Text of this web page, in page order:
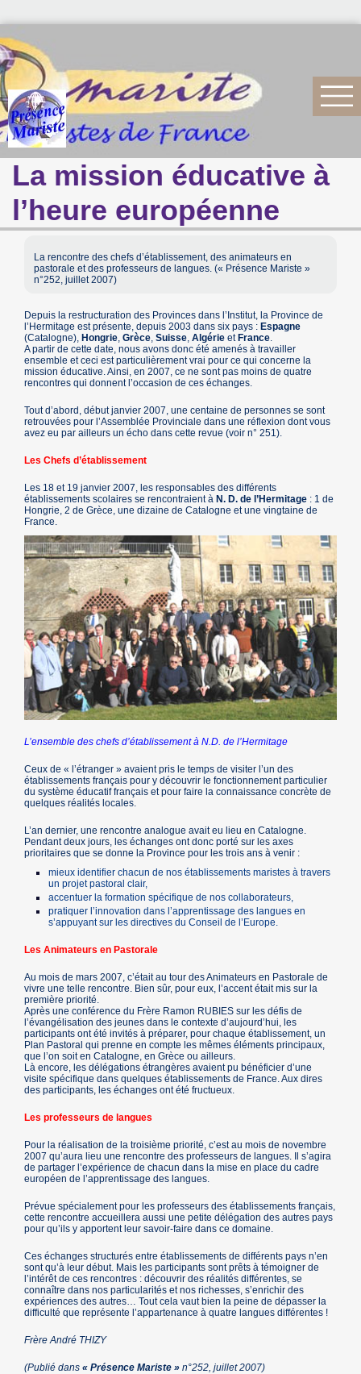
La mission éducative à
l’heure européenne
La rencontre des chefs d’établissement, des animateurs en
pastorale et des professeurs de langues. (« Présence Mariste »
n°252, juillet 2007)
Depuis la restructuration des Provinces dans l’Institut, la Province de
l’Hermitage est présente, depuis 2003 dans six pays : Espagne
(Catalogne), Hongrie,Grèce,Suisse,Algérie et France.
A partir de cette date, nous avons donc été amenés à travailler
ensemble et ceci est particulièrement vrai pour ce qui concerne la
mission éducative. Ainsi, en 2007, ce ne sont pas moins de quatre
rencontres qui donnent l’occasion de ces échanges.
Tout d’abord, début janvier 2007, une centaine de personnes se sont
retrouvées pour l’Assemblée Provinciale dans une réflexion dont vous
avez eu par ailleurs un écho dans cette revue (voir n° 251).
Les Chefs d’établissement
Les 18 et 19 janvier 2007, les responsables des différents
établissements scolaires se rencontraient à N. D. de l’Hermitage : 1 de
Hongrie, 2 de Grèce, une dizaine de Catalogne et une vingtaine de
France.
L’ensemble des chefs d’établissement à N.D. de l’Hermitage
Ceux de « l’étranger » avaient pris le temps de visiter l’un des
établissements français pour y découvrir le fonctionnement particulier
du système éducatif français et pour faire la connaissance concrète de
quelques réalités locales.
L’an dernier, une rencontre analogue avait eu lieu en Catalogne.
Pendant deux jours, les échanges ont donc porté sur les axes
prioritaires que se donne la Province pour les trois ans à venir :
mieux identifier chacun de nos établissements maristes à travers
un projet pastoral clair,
accentuer la formation spécifique de nos collaborateurs,
pratiquer l’innovation dans l’apprentissage des langues en
s’appuyant sur les directives du Conseil de l’Europe.
Les Animateurs en Pastorale
Au mois de mars 2007, c’était au tour des Animateurs en Pastorale de
vivre une telle rencontre. Bien sûr, pour eux, l’accent était mis sur la
première priorité.
Après une conférence du Frère Ramon RUBIES sur les défis de
l’évangélisation des jeunes dans le contexte d’aujourd’hui, les
participants ont été invités à préparer, pour chaque établissement, un
Plan Pastoral qui prenne en compte les mêmes éléments principaux,
que l’on soit en Catalogne, en Grèce ou ailleurs.
Là encore, les délégations étrangères avaient pu bénéficier d’une
visite spécifique dans quelques établissements de France. Aux dires
des participants, les échanges ont été fructueux.
Les professeurs de langues
Pour la réalisation de la troisième priorité, c’est au mois de novembre
2007 qu’aura lieu une rencontre des professeurs de langues. Il s’agira
de partager l’expérience de chacun dans la mise en place du cadre
européen de l’apprentissage des langues.
Prévue spécialement pour les professeurs des établissements français,
cette rencontre accueillera aussi une petite délégation des autres pays
pour qu’ils y apportent leur savoir-faire dans ce domaine.
Ces échanges structurés entre établissements de différents pays n’en
sont qu’à leur début. Mais les participants sont prêts à témoigner de
l’intérêt de ces rencontres : découvrir des réalités différentes, se
connaître dans nos particularités et nos richesses, s’enrichir des
expériences des autres… Tout cela vaut bien la peine de dépasser la
difficulté que représente l’appartenance à quatre langues différentes !
Frère André THIZY
(Publié dans« Présence Mariste » n°252, juillet 2007)